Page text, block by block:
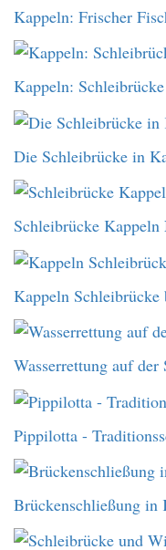
Kappeln: Frischer
Kappeln:
Die Schleibrücke in
Schleibrücke Kappeln
Kappeln Schleibrücke
Wasserrettung auf der
Pippilotta -
Brückenschließung in